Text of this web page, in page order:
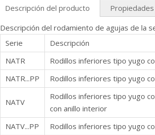
Descripción del producto Propiedades
Descripción del rodamiento de agujas de la
Serie
Descripción
NATR
Rodillos inferiores tipo yugo
NATR...PP
Rodillos inferiores tipo yugo
NATV
Rodillos inferiores tipo yugo
con anillo interior
NATV...PP
Rodillos inferiores tipo yugo